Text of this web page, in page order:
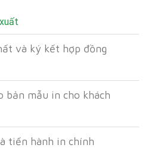
và ký kết hợp đồng
bản mẫu in cho khách
tiến hành in chính